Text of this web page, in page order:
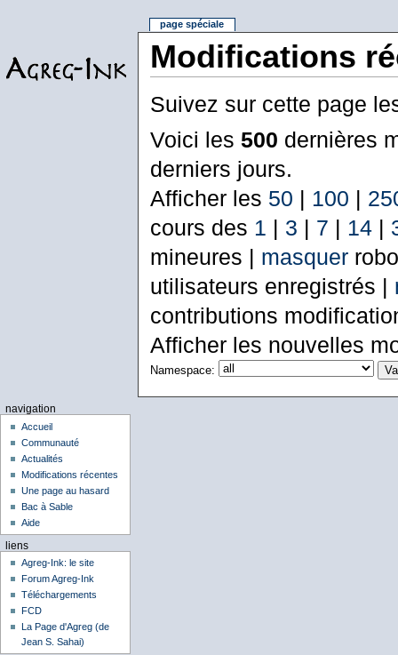
Modifications
Suivez sur cette page
Voici les 500 dernières
derniers jours.
Afficher les 50 | 100 |
cours des 1 | 3 | 7 | 14|
mineures | masquer
utilisateurs enregistrés |
contributions
Afficher les nouvelles
Namespace:
page spéciale
navigation
Accueil
Communauté
Actualités
Modifications récentes
Une page au hasard
Bac à Sable
Aide
liens
Agreg-Ink: le site
Forum Agreg-Ink
Téléchargements
FCD
La Page d'Agreg (de
Jean S. Sahai)